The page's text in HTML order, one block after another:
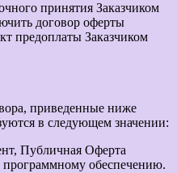
принятия Заказчиком
договор оферты
предоплаты Заказчиком
приведенные ниже
в следующем значении:
Публичная Оферта
обеспечению.